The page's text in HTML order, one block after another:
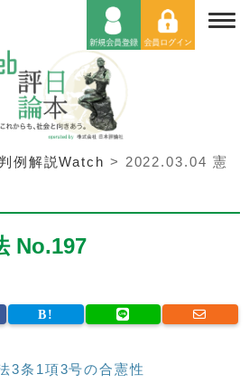
例解説Watch > 2022.03.04 憲
No.197
3条1項3号の合憲性